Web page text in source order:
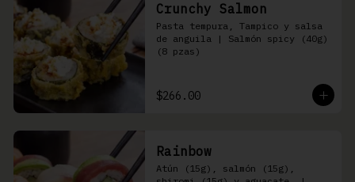
Crunchy Salmon
Pasta tempura, Tampico y salsa
de anguila | Salmón spicy (40g)
(8 pzas)
$266.00
Rainbow
Atún (15g), salmón (15g),